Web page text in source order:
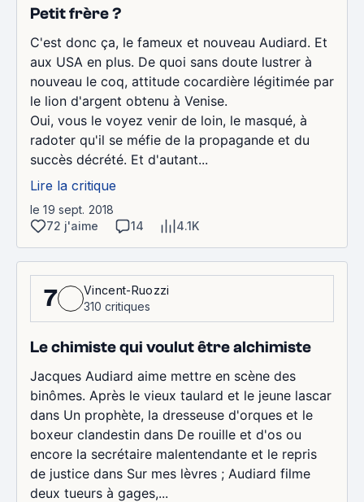
Petit frère ?
C'est donc ça, le fameux et nouveau Audiard. Et
aux USA en plus. De quoi sans doute lustrer à
nouveau le coq, attitude cocardière légitimée par
le lion d'argent obtenu à Venise.
Oui, vous le voyez venir de loin, le masqué, à
radoter qu'il se méfie de la propagande et du
succès décrété. Et d'autant...
Lire la critique
le 19 sept. 2018
72 j'aime
14 4.1K
7
Vincent-Ruozzi
310 critiques
Le chimiste qui voulut être alchimiste
Jacques Audiard aime mettre en scène des
binômes. Après le vieux taulard et le jeune lascar
dans Un prophète, la dresseuse d'orques et le
boxeur clandestin dans De rouille et d'os ou
encore la secrétaire malentendante et le repris
de justice dans Sur mes lèvres ; Audiard filme
deux tueurs à gages,...